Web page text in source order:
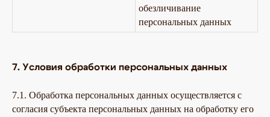
обезличивание
персональных данных
7. Условия обработки персональных данных
7.1. Обработка персональных данных осуществляется с
согласия субъекта персональных данных на обработку его